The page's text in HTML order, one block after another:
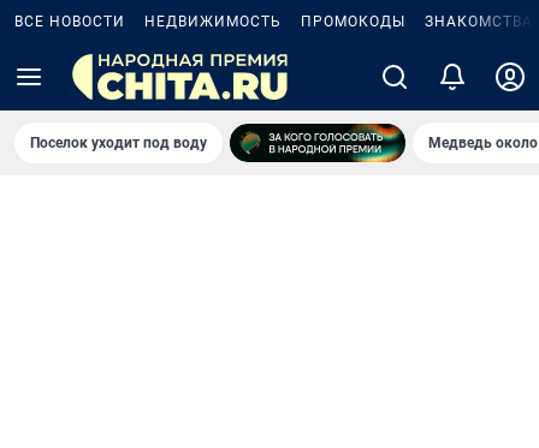
ВСЕ НОВОСТИ НЕДВИЖИМОСТЬ ПРОМОКОДЫ ЗНАКОМСТВА
Поселок уходит под воду Медведь около